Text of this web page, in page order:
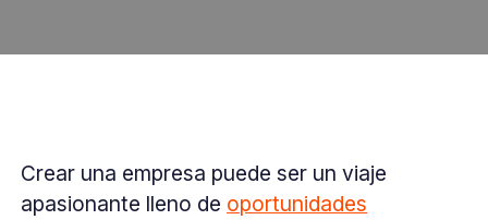
Crear una empresa puede ser un viaje
apasionante lleno de oportunidades